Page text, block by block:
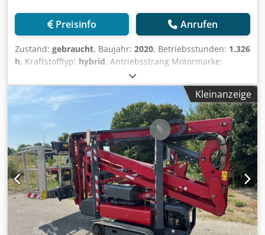
Preisinfo Anrufen
Zustand: gebraucht, Baujahr: 2020, Betriebsstunden: 1.326
h, Kraftstofftyp: hybrid, Antriebsstrang Motormarke:
Kubota Gewichte Leergewicht: 2.850 kg Dcedpfxozrrx To
Anpok Funktionell Mast: Knickarm Hubkapazität: 230 kg
Arbeitshöhe: 2.000 cm Weitere Informationen
Emissionsniveau: Stage V / Tier V Lieferbedingungen: EXW
Max. horizontale Reichweite: 1000 m Max. Armausschlag in
Grad: 360 Max. Ausschlag der Arbeitsbühne in Grad: 180
Produktionsland: IT Weitere Informationen Wenden Sie
sich an Martyn Joosse, um weitere Informationen zu
erhalten.
Kleinanzeige